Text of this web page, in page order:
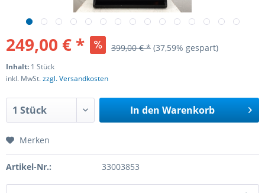
249,00 € * 399,00 € * (37,59% gespart)
Inhalt: 1 Stück
inkl. MwSt.zzgl. Versandkosten
In den Warenkorb
Merken
Artikel-Nr.: 33003853